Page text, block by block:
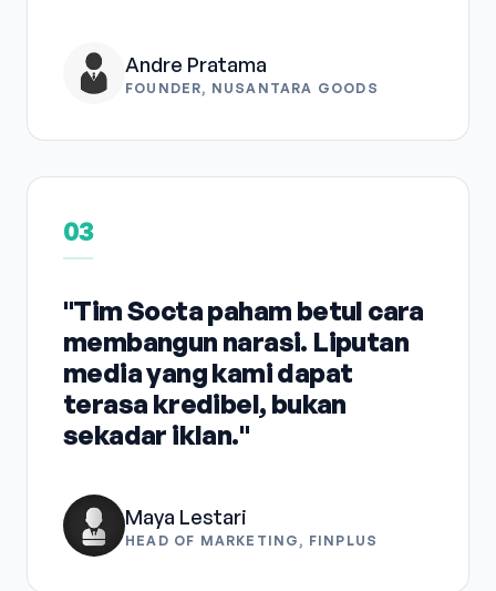
Andre Pratama
FOUNDER, NUSANTARA GOODS
03
"Tim Socta paham betul cara
membangun narasi. Liputan
media yang kami dapat
terasa kredibel, bukan
sekadar iklan."
Maya Lestari
HEAD OF MARKETING, FINPLUS